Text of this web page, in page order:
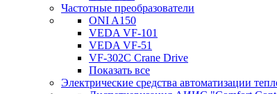
Частотные преобразователи
ONI A150
VEDA VF-101
VEDA VF-51
VF-302C Crane Drive
Показать все
Электрические средства автоматизации